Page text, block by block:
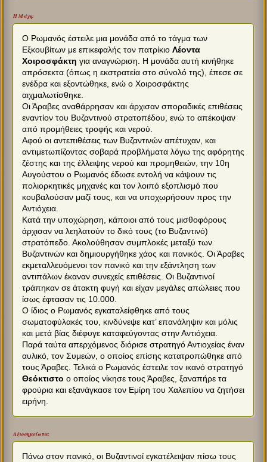
Η Μάχη:
Ο Ρωμανός έστειλε μια μονάδα από το τάγμα των
Εξκουβίτων με επικεφαλής τον πατρίκιοΛέοντα
Χοιροσφάκτη για αναγνώριση. Η μονάδα αυτή κινήθηκε
απρόσεκτα (όπως η εκστρατεία στο σύνολό της), έπεσε σε
ενέδρα και εξοντώθηκε, ενώ ο Χοιροσφάκτης
αιχμαλωτίσθηκε.
Οι Άραβες αναθάρρησαν και άρχισαν σποραδικές επιθέσεις
εναντίον του Βυζαντινού στρατοπέδου, ενώ το απέκοψαν
από προμήθειες τροφής και νερού.
Αφού οι αντεπιθέσεις των Βυζαντινών απέτυχαν, και
αντιμετωπίζοντας σοβαρά προβλήματα λόγω της αφόρητης
ζέστης και της έλλειψης νερού και προμηθειών, την 10η
Αυγούστου ο Ρωμανός έδωσε εντολή να κάψουν τις
πολιορκητικές μηχανές και τον λοιπό εξοπλισμό που
κουβαλούσαν μαζί τους, και να υποχωρήσουν προς την
Αντιόχεια.
Κατά την υποχώρηση, κάποιοι από τους μισθοφόρους
άρχισαν να λεηλατούν το δικό τους (το Βυζαντινό)
στρατόπεδο. Ακολούθησαν συμπλοκές μεταξύ των
Βυζαντινών και δημιουργήθηκε χάος και πανικός. Οι Άραβες
εκμεταλλευόμενοι τον πανικό και την εξάντληση των
αντιπάλων έκαναν συνεχείς επιθέσεις. Οι Βυζαντινοί
τράπηκαν σε άτακτη φυγή και είχαν μεγάλες απώλειες που
ίσως έφτασαν τις 10.000.
Ο ίδιος ο Ρωμανός εγκαταλείφθηκε από τους
σωματοφύλακές του, κινδύνεψε κατ’ επανάληψιν και μόλις
και μετά βίας διέφυγε καταφεύγοντας στην Αντιόχεια.
Παρά ταύτα απερχόμενος διόρισε στρατηγό Αντιοχείας έναν
αυλικό, τον Συμεών, ο οποίος επίσης κατατροπώθηκε από
τους Άραβες. Τελικά ο Ρωμανός έστειλε τον ικανό στρατηγό
Θεόκτιστο ο οποίος νίκησε τους Άραβες, ξαναπήρε τα
φρούρια και εξανάγκασε τον Εμίρη του Χαλεπίου να ζητήσει
ειρήνη.
Αξιοσημείωτα:
Πάνω στον πανικό, οι Βυζαντινοί εγκατέλειψαν πίσω τους